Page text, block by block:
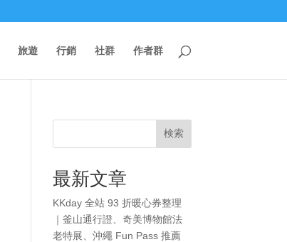
旅遊 行銷 社群 作者群
検索
最新文章
KKday 全站 93 折暖心券整理
｜釜山通行證、奇美博物館法
老特展、沖繩 Fun Pass 推薦